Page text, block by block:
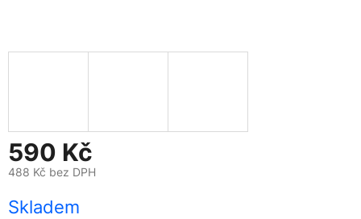
590 Kč
488 Kč bez DPH
cena:
Skladem